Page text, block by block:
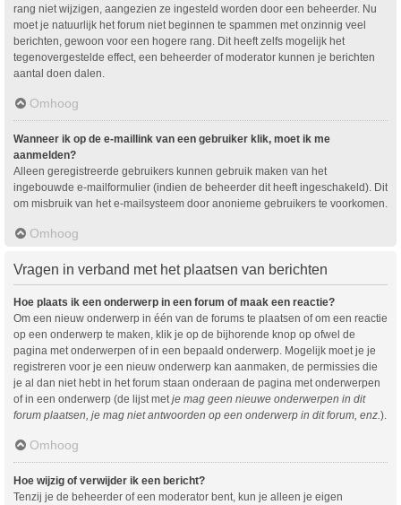
rang niet wijzigen, aangezien ze ingesteld worden door een beheerder. Nu
moet je natuurlijk het forum niet beginnen te spammen met onzinnig veel
berichten, gewoon voor een hogere rang. Dit heeft zelfs mogelijk het
tegenovergestelde effect, een beheerder of moderator kunnen je berichten
aantal doen dalen.
Omhoog
Wanneer ik op de e-maillink van een gebruiker klik, moet ik me
aanmelden?
Alleen geregistreerde gebruikers kunnen gebruik maken van het
ingebouwde e-mailformulier (indien de beheerder dit heeft ingeschakeld). Dit
om misbruik van het e-mailsysteem door anonieme gebruikers te voorkomen.
Omhoog
Vragen in verband met het plaatsen van berichten
Hoe plaats ik een onderwerp in een forum of maak een reactie?
Om een nieuw onderwerp in één van de forums te plaatsen of om een reactie
op een onderwerp te maken, klik je op de bijhorende knop op ofwel de
pagina met onderwerpen of in een bepaald onderwerp. Mogelijk moet je je
registreren voor je een nieuw onderwerp kan aanmaken, de permissies die
je al dan niet hebt in het forum staan onderaan de pagina met onderwerpen
of in een onderwerp (de lijst met je mag geen nieuwe onderwerpen in dit
forum plaatsen, je mag niet antwoorden op een onderwerp in dit forum, enz. ).
Omhoog
Hoe wijzig of verwijder ik een bericht?
Tenzij je de beheerder of een moderator bent, kun je alleen je eigen